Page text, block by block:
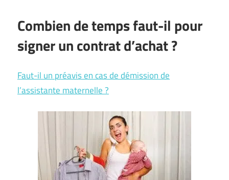
Combien de temps faut-il pour
signer un contrat d’achat ?
Faut-il un préavis en cas de démission de
l’assistante maternelle ?